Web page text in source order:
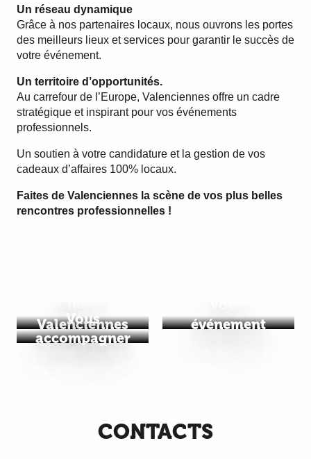
Un réseau dynamique
Grâce à nos partenaires locaux, nous ouvrons les portes
des meilleurs lieux et services pour garantir le succès de
votre événement.
Un territoire d’opportunités.
Au carrefour de l’Europe, Valenciennes offre un cadre
stratégique et inspirant pour vos événements
professionnels.
Un soutien à votre candidature et la gestion de vos
cadeaux d’affaires 100% locaux.
Faites de Valenciennes la scène de vos plus belles
rencontres professionnelles !
Valenciennes
événement
Vous
accompagner
CONTACTS